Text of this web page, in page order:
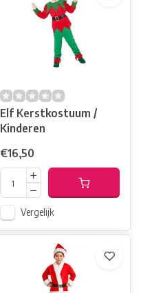
Elf Kerstkostuum /
Kinderen
€16,50
Vergelijk